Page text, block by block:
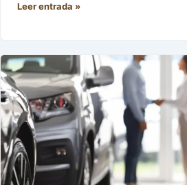
Leer entrada »
¿Vas
a
Comprar
un
Auto
en
Uruguay?
Esta
es